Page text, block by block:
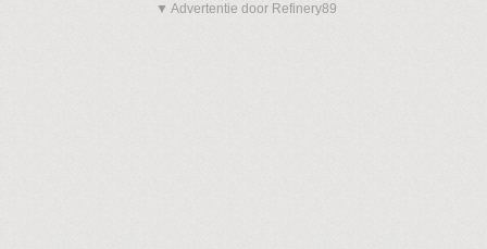
▼ Advertentie door Refinery89